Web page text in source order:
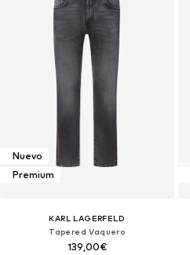
Nuevo
Premium
KARL LAGERFELD
Tapered Vaquero
139,00€